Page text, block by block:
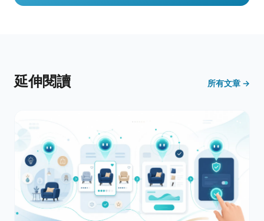
延伸閱讀 所有文章 →